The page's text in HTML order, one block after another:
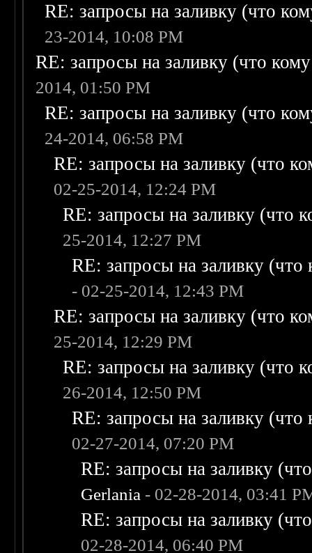
RE: запросы на заливку (что
23-2014, 10:08 PM
RE: запросы на заливку (что
2014, 01:50 PM
RE: запросы на заливку (что
24-2014, 06:58 PM
RE: запросы на заливку (что
02-25-2014, 12:24 PM
RE: запросы на заливку (что
25-2014, 12:27 PM
RE: запросы на заливку
- 02-25-2014, 12:43 PM
RE: запросы на заливку (что
25-2014, 12:29 PM
RE: запросы на заливку (что
26-2014, 12:50 PM
RE: запросы на заливку
02-27-2014, 07:20 PM
RE: запросы на заливку
Gerlania - 02-28-2014, 03:41
RE: запросы на заливку
02-28-2014, 06:40 PM